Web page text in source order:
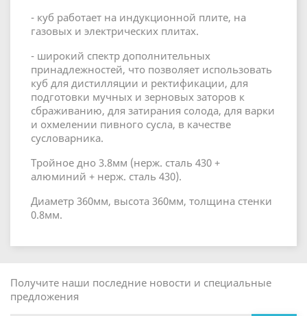
- куб работает на индукционной плите, на
газовых и электрических плитах.
- широкий спектр дополнительных
принадлежностей, что позволяет использовать
куб для дистилляции и ректификации, для
подготовки мучных и зерновых заторов к
сбраживанию, для затирания солода, для варки
и охмелении пивного сусла, в качестве
сусловарника.
Тройное дно 3.8мм (нерж. сталь 430 +
алюминий + нерж. сталь 430).
Диаметр 360мм, высота 360мм, толщина стенки
0.8мм.
Получите наши последние новости и специальные
предложения